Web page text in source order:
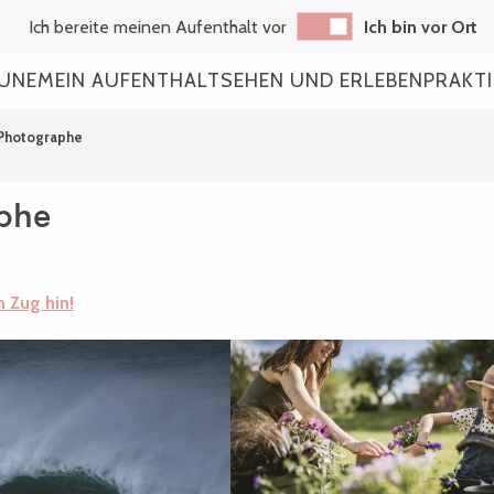
Ich bereite meinen Aufenthalt vor Ich bin vor Ort
MEIN AUFENTHALTSEHEN UND ERLEBEN
Zug hin!